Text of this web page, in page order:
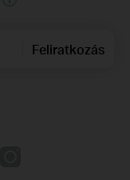
Feliratkozás